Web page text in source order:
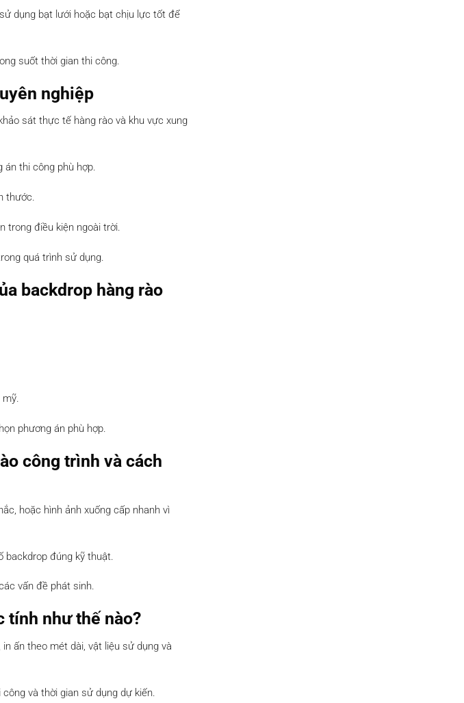
dụng bạt lưới hoặc bạt chịu lực tốt để
suốt thời gian thi công.
nghiệp
sát thực tế hàng rào và khu vực xung
án thi công phù hợp.
thước.
trong điều kiện ngoài trời.
quá trình sử dụng.
backdrop hàng rào
mỹ.
phương án phù hợp.
công trình và cách
hoặc hình ảnh xuống cấp nhanh vì
đúng kỹ thuật.
vấn đề phát sinh.
tính như thế nào?
ấn theo mét dài, vật liệu sử dụng và
và thời gian sử dụng dự kiến.